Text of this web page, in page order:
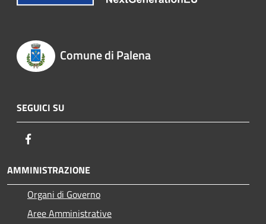
Comune di Palena
SEGUICI SU
AMMINISTRAZIONE
Organi di Governo
Aree Amministrative